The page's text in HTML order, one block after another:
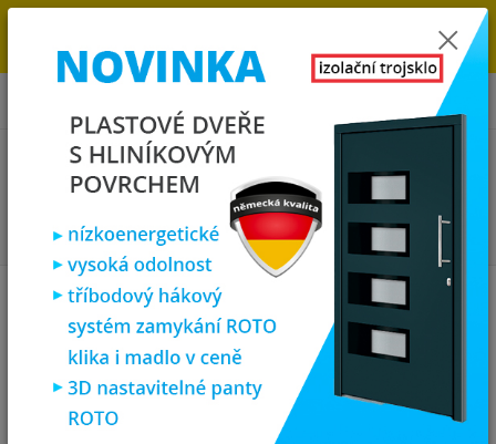
OBJEDNÁVKOU. MÁME 7 000 OKEN A DVEŘÍ SKLADEM U NÁS V
KLATOVECH.
0
0,00 Kč
Zárubně, obložky, kování
Zárubně obložkové masiv